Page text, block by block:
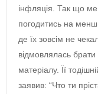
інфляція. Так що
погодитись на
де їх зовсім не
відмовлялась
матеріалу. Її
заявив: “Что ти